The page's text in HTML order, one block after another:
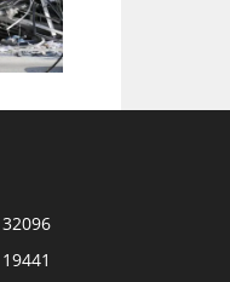
32096
19441